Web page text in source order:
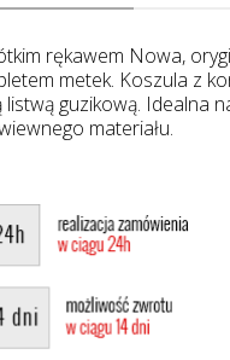
rękawem Nowa,
metek. Koszula z
guzikową. Idealna
materiału.